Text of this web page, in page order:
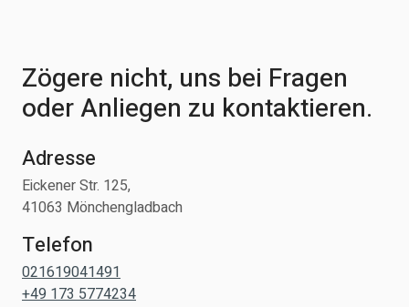
Zögere nicht, uns bei Fragen
oder Anliegen zu kontaktieren.
Adresse
Eickener Str. 125,
41063 Mönchengladbach
Telefon
021619041491
+49 173 5774234